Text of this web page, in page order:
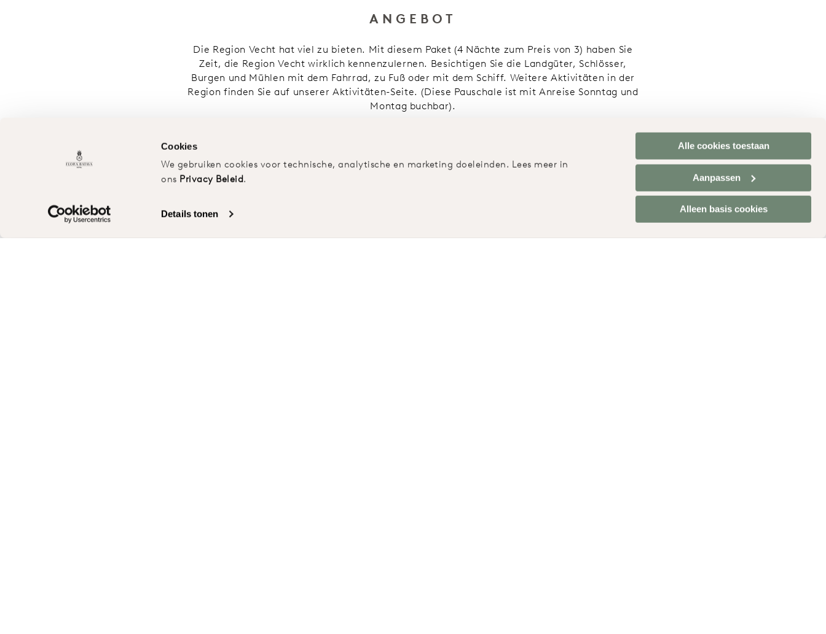
Cookies
We gebruiken cookies voor technische, analytische en marketing doeleinden. Lees meer in
ons Privacy Beleid.
Details tonen
Alle cookies toestaan
Aanpassen
Alleen basis cookies
ANGEBOT
Die Region Vecht hat viel zu bieten. Mit diesem Paket (4 Nächte zum Preis von 3) haben Sie
Zeit, die Region Vecht wirklich kennenzulernen. Besichtigen Sie die Landgüter, Schlösser,
Burgen und Mühlen mit dem Fahrrad, zu Fuß oder mit dem Schiff. Weitere Aktivitäten in der
Region finden Sie auf unserer Aktivitäten-Seite. (Diese Pauschale ist mit Anreise Sonntag und
Montag buchbar).
BUCHEN SIE JETZT